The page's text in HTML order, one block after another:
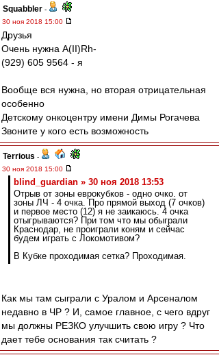
Squabbler -
30 ноя 2018 15:00
Друзья
Очень нужна А(II)Rh-
(929) 605 9564 - я
Вообще вся нужна, но вторая отрицательная
особенно
Детскому онкоцентру имени Димы Рогачева
Звоните у кого есть возможность
Terrious -
30 ноя 2018 15:00
blind_guardian » 30 ноя 2018 13:53
Отрыв от зоны еврокубков - одно очко. от
зоны ЛЧ - 4 очка. Про прямой выход (7 очков)
и первое место (12) я не заикаюсь. 4 очка
отыгрываются? При том что мы обыграли
Краснодар, не проиграли коням и сейчас
будем играть с Локомотивом?
В Кубке проходимая сетка? Проходимая.
Как мы там сыграли с Уралом и Арсеналом
недавно в ЧР ? И, самое главное, с чего вдруг
мы должны РЕЗКО улучшить свою игру ? Что
дает тебе основания так считать ?